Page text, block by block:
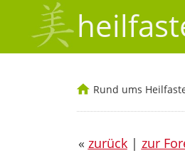
Rund ums
« zurück| zur